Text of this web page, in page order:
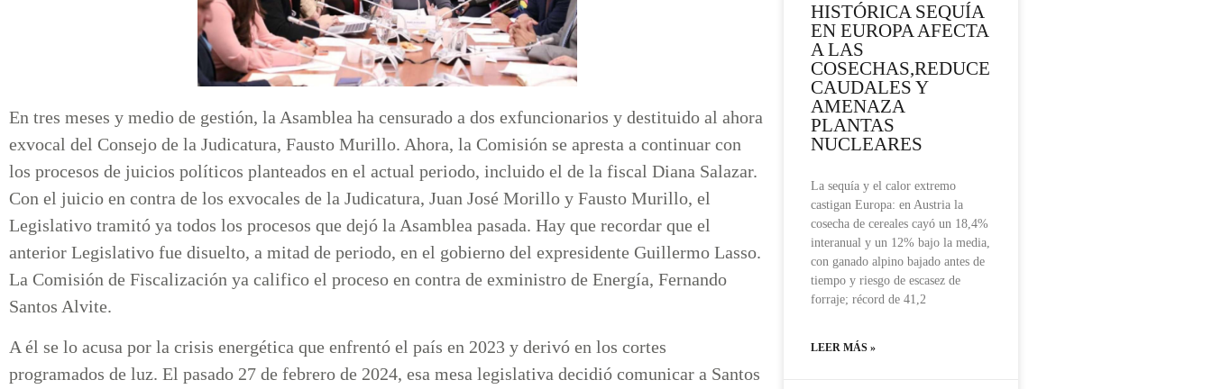
En tres meses y medio de gestión, la Asamblea ha censurado a dos exfuncionarios y destituido al ahora
exvocal del Consejo de la Judicatura, Fausto Murillo. Ahora, la Comisión se apresta a continuar con
los procesos de juicios políticos planteados en el actual periodo, incluido el de la fiscal Diana Salazar.
Con el juicio en contra de los exvocales de la Judicatura, Juan José Morillo y Fausto Murillo, el
Legislativo tramitó ya todos los procesos que dejó la Asamblea pasada. Hay que recordar que el
anterior Legislativo fue disuelto, a mitad de periodo, en el gobierno del expresidente Guillermo Lasso.
La Comisión de Fiscalización ya califico el proceso en contra de exministro de Energía, Fernando
Santos Alvite.
A él se lo acusa por la crisis energética que enfrentó el país en 2023 y derivó en los cortes
programados de luz. El pasado 27 de febrero de 2024, esa mesa legislativa decidió comunicar a Santos
HISTÓRICA SEQUÍA
EN EUROPA AFECTA
A LAS
COSECHAS,REDUCE
CAUDALES Y
AMENAZA
PLANTAS
NUCLEARES
La sequía y el calor extremo
castigan Europa: en Austria la
cosecha de cereales cayó un 18,4%
interanual y un 12% bajo la media,
con ganado alpino bajado antes de
tiempo y riesgo de escasez de
forraje; récord de 41,2
LEER MÁS »